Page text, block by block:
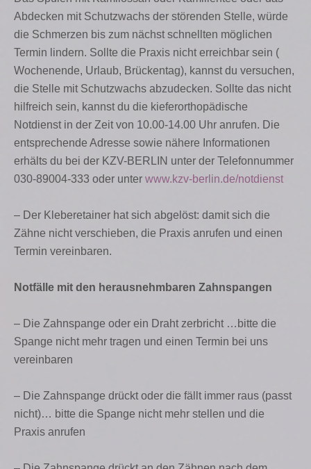
Abdecken mit Schutzwachs der störenden Stelle, würde
die Schmerzen bis zum nächst schnellten möglichen
Termin lindern. Sollte die Praxis nicht erreichbar sein (
Wochenende, Urlaub, Brückentag), kannst du versuchen,
die Stelle mit Schutzwachs abzudecken. Sollte das nicht
hilfreich sein, kannst du die kieferorthopädische
Notdienst in der Zeit von 10.00-14.00 Uhr anrufen. Die
entsprechende Adresse sowie nähere Informationen
erhälts du bei der KZV-BERLIN unter der Telefonnummer
030-89004-333 oder unter www.kzv-berlin.de/notdienst
– Der Kleberetainer hat sich abgelöst: damit sich die
Zähne nicht verschieben, die Praxis anrufen und einen
Termin vereinbaren.
Notfälle mit den herausnehmbaren Zahnspangen
– Die Zahnspange oder ein Draht zerbricht …bitte die
Spange nicht mehr tragen und einen Termin bei uns
vereinbaren
– Die Zahnspange drückt oder die fällt immer raus (passt
nicht)… bitte die Spange nicht mehr stellen und die
Praxis anrufen